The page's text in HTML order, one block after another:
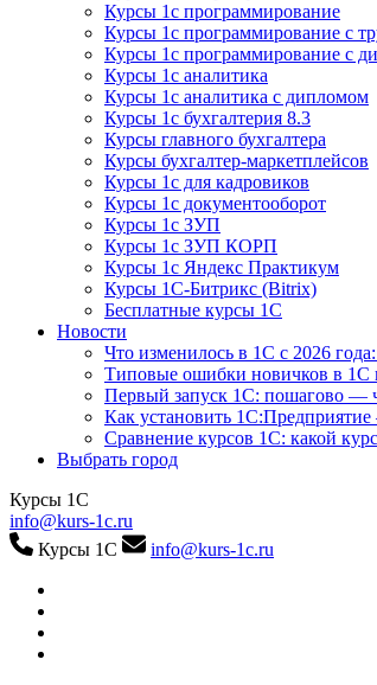
Курсы 1с программирование
Курсы 1с программирование с
Курсы 1с программирование с
Курсы 1с аналитика
Курсы 1с аналитика с дипломом
Курсы 1с бухгалтерия 8.3
Курсы главного бухгалтера
Курсы бухгалтер-маркетплейсов
Курсы 1с для кадровиков
Курсы 1с документооборот
Курсы 1с ЗУП
Курсы 1с ЗУП КОРП
Курсы 1с Яндекс Практикум
Курсы 1С-Битрикс (Bitrix)
Бесплатные курсы 1С
Новости
Что изменилось в 1С с 2026
Типовые ошибки новичков в 1С
Первый запуск 1С: пошагово —
Как установить
Сравнение курсов 1С: какой
Выбрать город
Курсы 1С
info@kurs-1c.ru
Курсы 1С
info@kurs-1c.ru